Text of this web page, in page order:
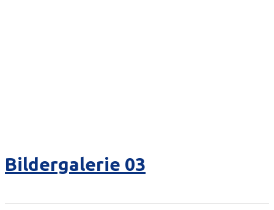
Bildergalerie 03